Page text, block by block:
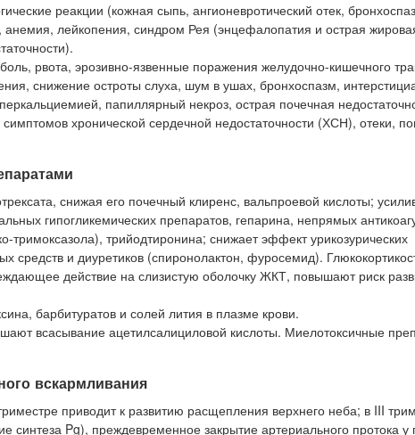
реакции (кожная сыпь, ангионевротический отек,
лейкопения, синдром Рея (энцефалопатия и острая
рвота, эрозивно-язвенные поражения желудочно-кишечного
снижение остроты слуха, шум в ушах, бронхоспазм,
папиллярный некроз, острая почечная
хронической сердечной недостаточности (ХСН), отеки,
снижая его почечный клиренс, вальпроевой кислоты;
гипогликемических препаратов, гепарина, непрямых
тримоксазола), трийодтиронина; снижает эффект урикозурических
средств и диуретиков (спиронолактон, фуросемид).
действие на слизистую оболочку ЖКТ, повышают риск
барбитуратов и солей лития в плазме крови.
всасывание ацетилсалициловой кислоты. Миелотоксичные
вскармливания
приводит к развитию расщепления верхнего неба; в III
синтеза Pg), преждевременное закрытие артериального протока у